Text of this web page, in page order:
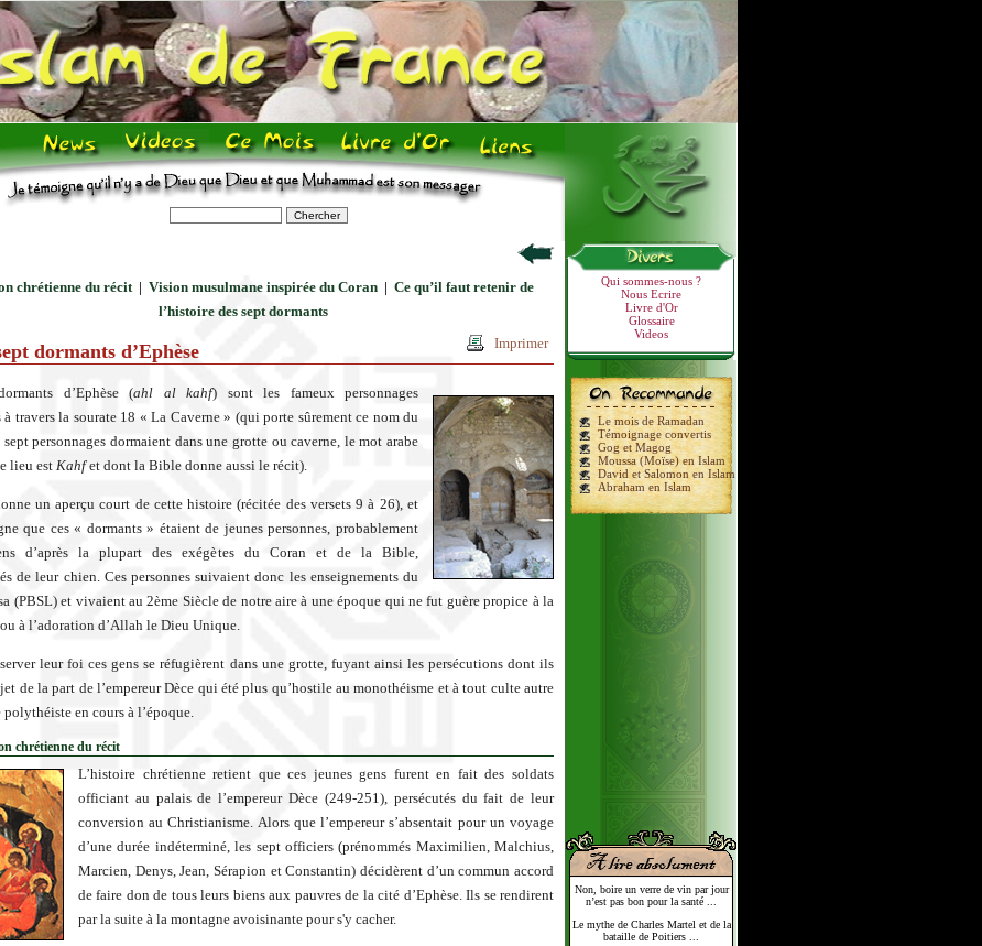
Qui sommes-nous ?
Nous Ecrire
Livre d'Or
Glossaire
Videos
Le mois de Ramadan
Témoignage convertis
Gog et Magog
Moussa (Moïse) en Islam
David et Salomon en Islam
Abraham en Islam
Non, boire un verre de vin par jour
n’est pas bon pour la santé ...
Le mythe de Charles Martel et de la
bataille de Poitiers ...
chrétienne du récit| Vision musulmane inspirée du Coran| Ce qu’il faut retenir de
l’histoire des sept dormants
Imprimer
dormants d’Ephèse
d’Ephèse (ahl al kahf) sont les fameux personnages
à travers la sourate 18 « La Caverne » (qui porte sûrement ce nom du
personnages dormaient dans une grotte ou caverne, le mot arabe
lieu est Kahfet dont la Bible donne aussi le récit).
un aperçu court de cette histoire (récitée des versets 9 à 26), et
que ces « dormants » étaient de jeunes personnes, probablement
d’après la plupart des exégètes du Coran et de la Bible,
de leur chien. Ces personnes suivaient donc les enseignements du
(PBSL) et vivaient au 2ème Siècle de notre aire à une époque qui ne fut guère propice à la
à l’adoration d’Allah le Dieu Unique.
leur foi ces gens se réfugièrent dans une grotte, fuyant ainsi les persécutions dont ils
de la part de l’empereur Dèce qui été plus qu’hostile au monothéisme et à tout culte autre
en cours à l’époque.
chrétienne du récit
L’histoire chrétienne retient que ces jeunes gens furent en fait des soldats
officiant au palais de l’empereur Dèce (249-251), persécutés du fait de leur
conversion au Christianisme. Alors que l’empereur s’absentait pour un voyage
d’une durée indéterminé, les sept officiers (prénommés Maximilien, Malchius,
Marcien, Denys, Jean, Sérapion et Constantin) décidèrent d’un commun accord
de faire don de tous leurs biens aux pauvres de la cité d’Ephèse. Ils se rendirent
par la suite à la montagne avoisinante pour s'y cacher.